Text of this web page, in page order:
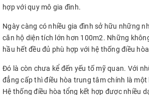
hợp với quy mô gia đình.
Ngày càng có nhiều gia đình sở hữu những
căn hộ diện tích lớn hơn 100m2. Những
hầu hết đều đủ phù hợp với hệ thống điều
Đó là còn chưa kể đến yếu tố mỹ quan. Với
đẳng cấp thì điều hòa trung tâm chính là
Hệ thống điều hòa tổng kết hợp được nhiều